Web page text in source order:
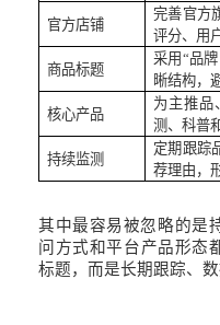
官方店铺
完善官方
评分、用
商品标题
采用 “品
晰结构，
核心产品
为主推品
测、科普
持续监测
定期跟踪
荐理由，
其中最容易被忽略的是
问方式和平台产品形态
标题，而是长期跟踪、